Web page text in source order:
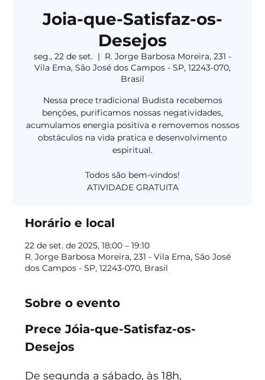
Joia-que-Satisfaz-os-
Desejos
seg., 22 de set.
  |
R. Jorge Barbosa Moreira, 231 -
Vila Ema, São José dos Campos - SP, 12243-070,
Brasil
Nessa prece tradicional Budista recebemos
benções, purificamos nossas negatividades,
acumulamos energia positiva e removemos nossos
obstáculos na vida pratica e desenvolvimento
espiritual.
Todos são bem-vindos!
ATIVIDADE GRATUITA
Horário e local
22 de set. de 2025, 18:00 – 19:10
R. Jorge Barbosa Moreira, 231 - Vila Ema, São José
dos Campos - SP, 12243-070, Brasil
Sobre o evento
Prece Jóia-que-Satisfaz-os-
Desejos
De segunda a sábado, às 18h,